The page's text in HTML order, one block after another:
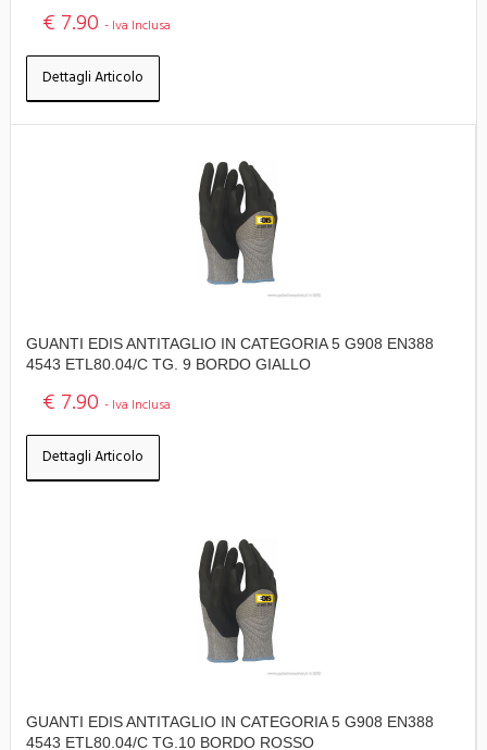
€ 7.90 - Iva Inclusa
Dettagli Articolo
GUANTI EDIS ANTITAGLIO IN CATEGORIA 5 G908 EN388
4543 ETL80.04/C TG. 9 BORDO GIALLO
€ 7.90 - Iva Inclusa
Dettagli Articolo
GUANTI EDIS ANTITAGLIO IN CATEGORIA 5 G908 EN388
4543 ETL80.04/C TG.10 BORDO ROSSO